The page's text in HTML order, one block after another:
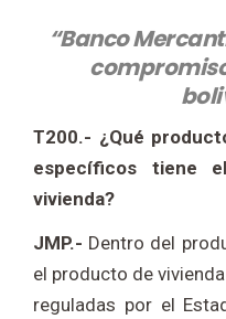
“Banco
T200.- ¿Qué
específicos tiene
vivienda?
JMP.- Dentro del
el producto de
reguladas por el